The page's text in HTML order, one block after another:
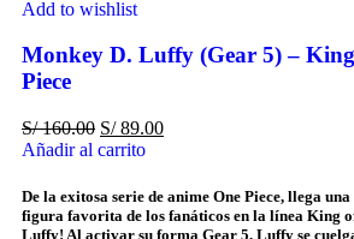
Add to wishlist
Monkey D. Luffy (Gear 5) –
Piece
S/160.00 S/89.00
Añadir al carrito
De la exitosa serie de anime One Piece, llega
figura favorita de los fanáticos en la línea King
Luffy! Al activar su forma Gear 5, Luffy se